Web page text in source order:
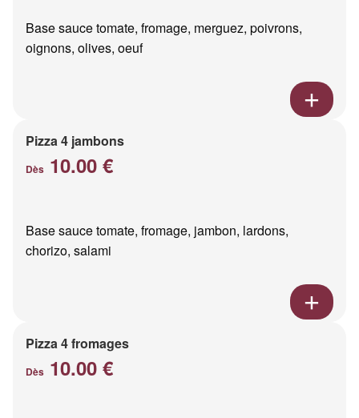
Base sauce tomate, fromage, merguez, poivrons,
oignons, olives, oeuf
Pizza 4 jambons
Dès 10.00 €
Base sauce tomate, fromage, jambon, lardons,
chorizo, salami
Pizza 4 fromages
Dès 10.00 €